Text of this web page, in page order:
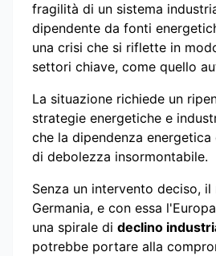
fragilità di un sistema
dipendente da fonti
una crisi che si riflette in
settori chiave, come quello
La situazione richiede un
strategie energetiche e
che la dipendenza
di debolezza insormontabile.
Senza un intervento deciso, il
Germania, e con essa
una spirale di declino
potrebbe portare alla